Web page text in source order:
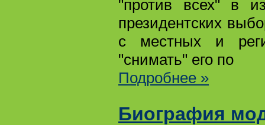
"против всех" в
президентских
с местных и
"снимать" его по
Подробнее »
Биография